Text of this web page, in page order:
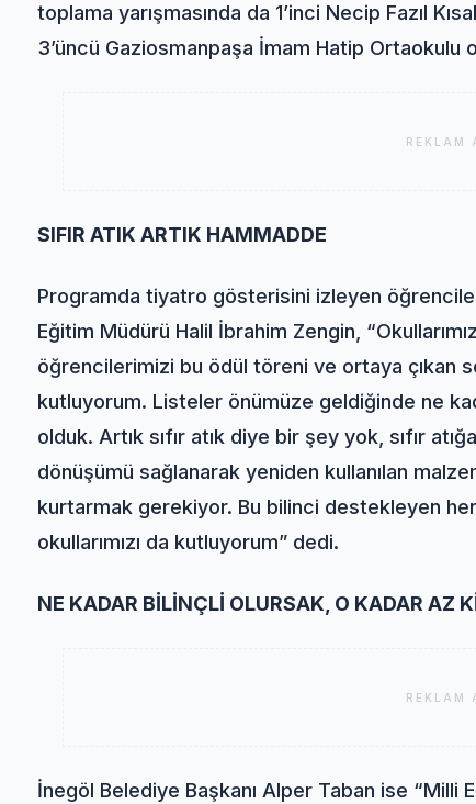
toplama yarışmasında da 1’inci Necip Fazıl
3’üncü Gaziosmanpaşa İmam Hatip Ortaokulu
REKLAM
SIFIR ATIK ARTIK HAMMADDE
Programda tiyatro gösterisini izleyen
Eğitim Müdürü Halil İbrahim Zengin,
öğrencilerimizi bu ödül töreni ve ortaya çıkan
kutluyorum. Listeler önümüze geldiğinde ne
olduk. Artık sıfır atık diye bir şey yok, sıfır
dönüşümü sağlanarak yeniden kullanılan
kurtarmak gerekiyor. Bu bilinci destekleyen
okullarımızı da kutluyorum” dedi.
NE KADAR BİLİNÇLİ OLURSAK, O KADAR AZ
REKLAM
İnegöl Belediye Başkanı Alper Taban ise “Milli